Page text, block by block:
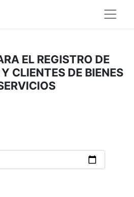
EL REGISTRO DE
CLIENTES DE BIENES